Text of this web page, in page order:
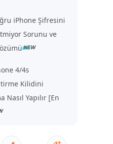
iPhone Şifresini
Sorunu ve
4/4s
Kilidini
Nasıl Yapılır [En